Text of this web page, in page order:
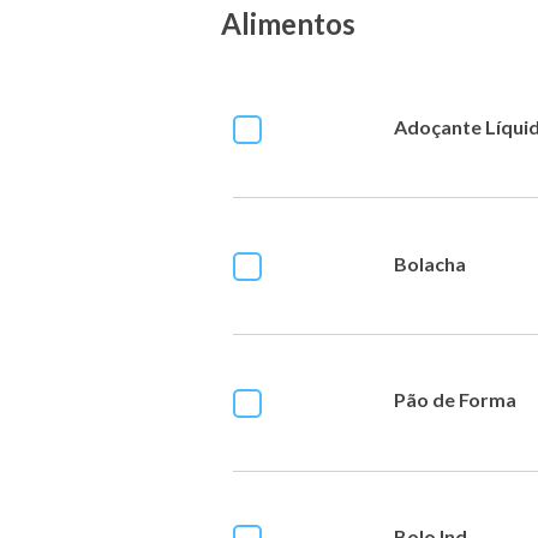
Alimentos
Adoçante
Bolacha
Pão de Forma